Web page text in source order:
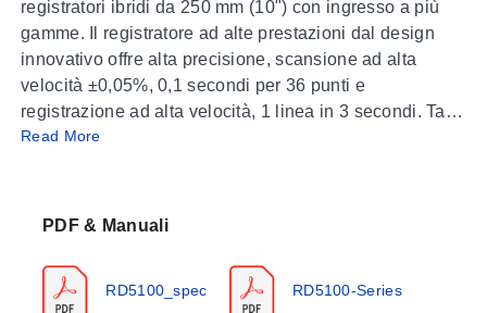
registratori ibridi da 250 mm (10") con ingresso a più
gamme. Il registratore ad alte prestazioni dal design
innovativo offre alta precisione, scansione ad alta
velocità ±0,05%, 0,1 secondi per 36 punti e
registrazione ad alta velocità, 1 linea in 3 secondi. Tasti
di funzionamento semplici e funzioni di impostazione
Read More
PDF & Manuali
RD5100_spec RD5100-Series